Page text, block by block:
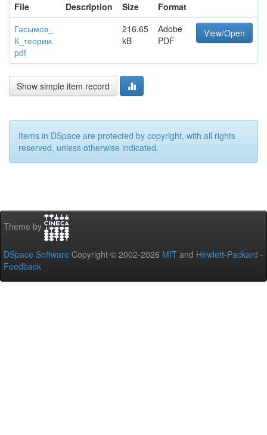
File
Description Size
Format
Гасымов_
К_теории.
pdf
216.65
kB
Adobe
PDF
View/Open
Show simple item record
Items in DSpace are protected by copyright, with all rights
reserved, unless otherwise indicated.
Theme by
DSpace Software Copyright © 2002-2026 MIT and Hewlett-Packard -
Feedback